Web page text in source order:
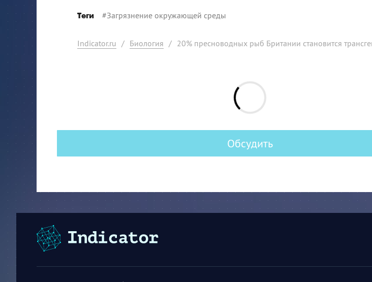
Теги #Загрязнение окружающей среды
Indicator.ru / Биология / 20% пресноводных рыб Британии становится
Обсудить